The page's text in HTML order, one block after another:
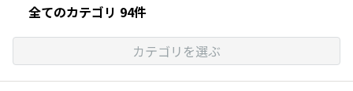
全てのカテゴリ 94件
カテゴリを選ぶ